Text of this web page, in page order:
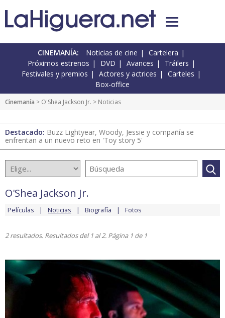
CINEMANÍA: Noticias de cine
Cartelera
Próximos estrenos
DVD Avances
Tráilers
Festivales y premios
Actores y actrices
Carteles
Box-office
Cinemanía > O'Shea Jackson Jr. > Noticias
Destacado: Buzz Lightyear, Woody, Jessie y compañía se
enfrentan a un nuevo reto en 'Toy story 5'
O'Shea Jackson Jr.
Películas Noticias Biografía Fotos
2 resultados. Resultados del 1 al 2. Página 1 de 1